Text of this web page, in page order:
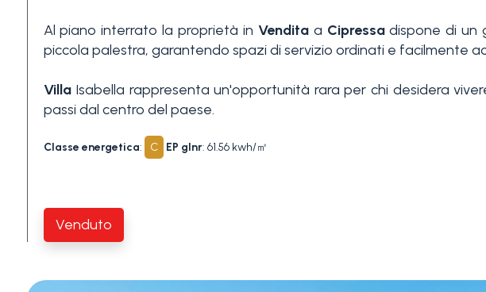
Al piano interrato la proprietà in Venditaa Cipressadispone di un
piccola palestra, garantendo spazi di servizio ordinati e facilmente
VillaIsabella rappresenta un'opportunità rara per chi desidera
passi dal centro del paese.
Classe energetica: C EP glnr: 61.56 kwh/㎡
Venduto
Ascensore
Piscina